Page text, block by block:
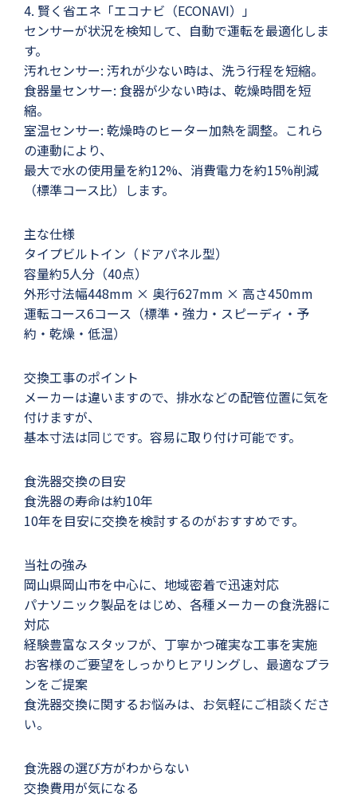
4. 賢く省エネ「エコナビ（ECONAVI）」
センサーが状況を検知して、自動で運転を最適化しま
す。
汚れセンサー: 汚れが少ない時は、洗う行程を短縮。
食器量センサー: 食器が少ない時は、乾燥時間を短
縮。
室温センサー: 乾燥時のヒーター加熱を調整。これら
の連動により、
最大で水の使用量を約12%、消費電力を約15%削減
（標準コース比）します。
主な仕様
タイプビルトイン（ドアパネル型）
容量約5人分（40点）
外形寸法幅448mm × 奥行627mm × 高さ450mm
運転コース6コース（標準・強力・スピーディ・予
約・乾燥・低温）
交換工事のポイント
メーカーは違いますので、排水などの配管位置に気を
付けますが、
基本寸法は同じです。容易に取り付け可能です。
食洗器交換の目安
食洗器の寿命は約10年
10年を目安に交換を検討するのがおすすめです。
当社の強み
岡山県岡山市を中心に、地域密着で迅速対応
パナソニック製品をはじめ、各種メーカーの食洗器に
対応
経験豊富なスタッフが、丁寧かつ確実な工事を実施
お客様のご要望をしっかりヒアリングし、最適なプラ
ンをご提案
食洗器交換に関するお悩みは、お気軽にご相談くださ
い。
食洗器の選び方がわからない
交換費用が気になる